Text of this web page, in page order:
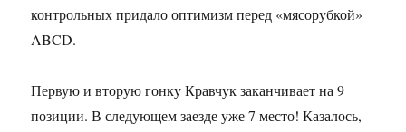
контрольных придало оптимизм перед «мясорубкой»
ABCD.
Первую и вторую гонку Кравчук заканчивает на 9
позиции. В следующем заезде уже 7 место! Казалось,